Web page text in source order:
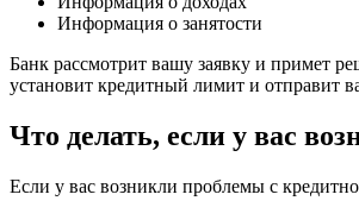
Информация о занятости
Банк рассмотрит вашу заявку и примет
установит кредитный лимит и отправит
Что делать, если у вас
Если у вас возникли проблемы с